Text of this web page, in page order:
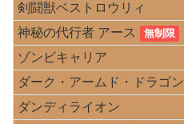
剣闘獣ベストロウリィ
神秘の代行者 アース
無制限
ゾンビキャリア
ダーク・アームド・ドラゴン
ダンディライオン